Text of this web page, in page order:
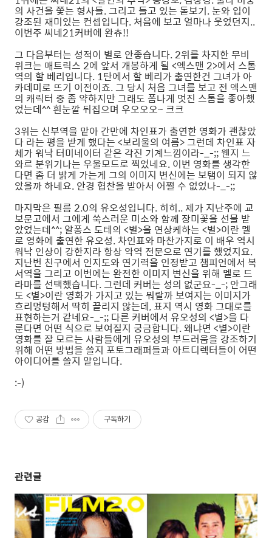
의 사건을 쫓는 형사들. 그리고 들고 있는 돋보기. 눈와 입이
강조된 재미있는 컨셉입니다. 처음에 보고 얼마나 웃었던지..
이번주 씨네21커버에 완츄!!
그 다음부터는 성적이 별로 안좋습니다. 2위를 차지한 무비
위크는 매트릭스 2에 앞서 개봉하게 될 <엑스맨 2>에서 스톰
역의 할 베리입니다. 1탄에서 할 베리가 출연한건 그녀가 아
카데미로 뜨기 이전이죠. 그 당시 처음 그녀를 보고 전 엑스맨
의 캐릭터 중 좀 약하지만 그래도 폼나게 멋진 스톰을 좋아했
었는데^^ 흰눈깔 뒤집으며 우오오오~ 크크
3위는 신부역을 맡아 간만에 차인표가 출연한 영화가 괜찮았
다 라는 평을 받게 했다는 <보리울의 여름> 그런데 차인표 자
체가 워낙 터미네이터 같은 각진 기계느낌이라-_-;; 웬지 느
와르 분위기나는 우울모드로 찍었네요. 이번 영화를 생각한
다면 좀 더 밝게 가는게 그의 이미지 변신에는 보탬이 되지 않
았을까 하네요. 안경 협찬을 받아서 어쩔 수 없었나-_-;;
마지막은 필름 2.0의 유오성입니다. 히히.. 제가 지난주에 교
보문고에서 그에게 쑥스러운 미소와 함께 장미꽃을 선물 받
았었는데^^; 알퐁스 도테의 <별>을 연상케하는 <별>이란 멜
로 영화에 출연한 유오성. 차인표와 마찬가지로 이 배우 역시
워낙 인상이 강한지라 항상 악역 전문으로 연기를 했었지요.
지난번 친구에서 인지도와 연기력을 인정받고 챔피언에서 복
서역을 그리고 이번에는 완전한 이미지 변신을 위해 멜로 드
라마를 선택했습니다. 그런데 커버는 성의 없군요-_-; 안그래
도 <별>이란 영화가 가지고 있는 뭐랄까 보여지는 이미지가
흐리멍텅해서 딱히 끌리지 않는데, 표지 역시 영화 그대로를
표현하는거 같네요-_-;; 다른 커버에서 유오성의 <별>을 다
룬다면 어떤 식으로 보여질지 궁금합니다. 왜냐면 <별>이란
영화를 잘 모르는 사람들에게 유오성의 부드러움을 강조하기
위해 어떤 방법을 쓸지 포토그래퍼들과 아트디렉터들이 어떤
아이디어를 쓸지 말입니다.
:-)
공감 구독하기
관련글